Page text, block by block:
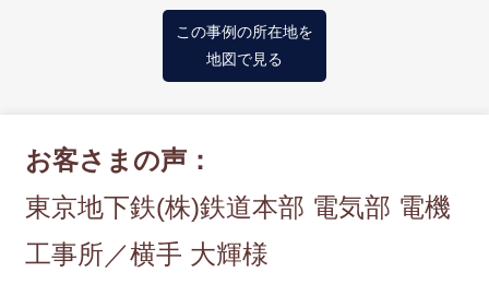
この事例の所在地を
地図で見る
お客さまの声：
東京地下鉄(株)鉄道本部 電気部 電機
工事所／横手 大輝様